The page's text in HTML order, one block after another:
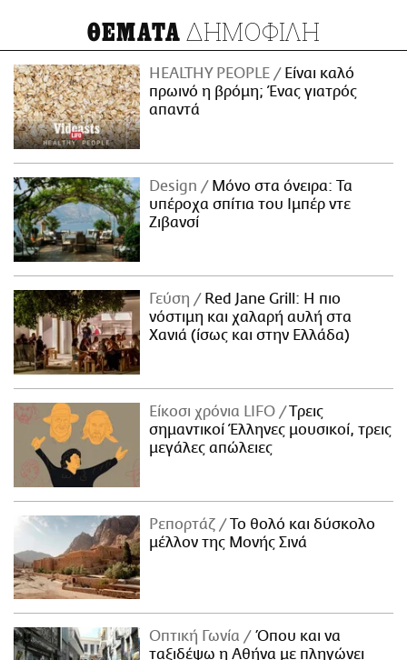
ΘΕΜΑΤΑ ΔΗΜΟΦΙΛΗ
HEALTHY PEOPLE
Είναι καλό
πρωινό η βρόμη; Ένας γιατρός
απαντά
Design
Μόνο στα όνειρα: Τα
υπέροχα σπίτια του Ιμπέρ ντε
Ζιβανσί
Γεύση
Red Jane Grill: Η πιο
νόστιμη και χαλαρή αυλή στα
Χανιά (ίσως και στην Ελλάδα)
Είκοσι χρόνια LIFO
Tρεις
σημαντικοί Έλληνες μουσικοί, τρεις
μεγάλες απώλειες
Ρεπορτάζ
Το θολό και δύσκολο
μέλλον της Μονής Σινά
Οπτική Γωνία
Όπου και να
ταξιδέψω η Αθήνα με πληγώνει